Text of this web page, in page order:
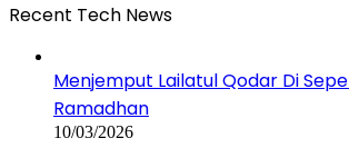
Recent Tech News
Menjemput Lailatul Qodar Di
Ramadhan
10/03/2026